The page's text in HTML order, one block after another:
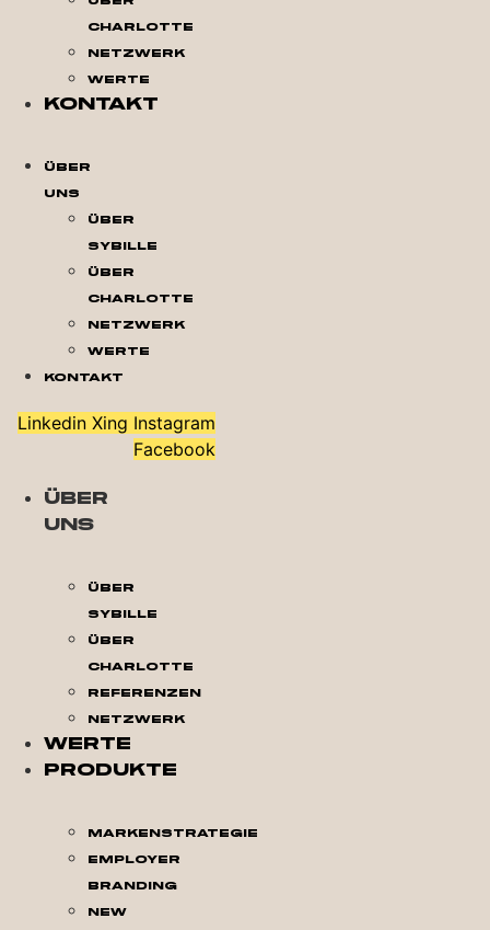
Charlotte
Netzwerk
Werte
Kontakt
Über
Uns
Über
Sybille
Über
Charlotte
Netzwerk
Werte
Kontakt
Linkedin Xing Instagram
Facebook
Über
Uns
Über
Sybille
Über
Charlotte
Referenzen
Netzwerk
Werte
Produkte
Markenstrategie
Employer
Branding
New